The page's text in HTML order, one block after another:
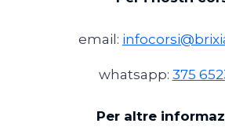
email:
whatsapp: 375
Per altre